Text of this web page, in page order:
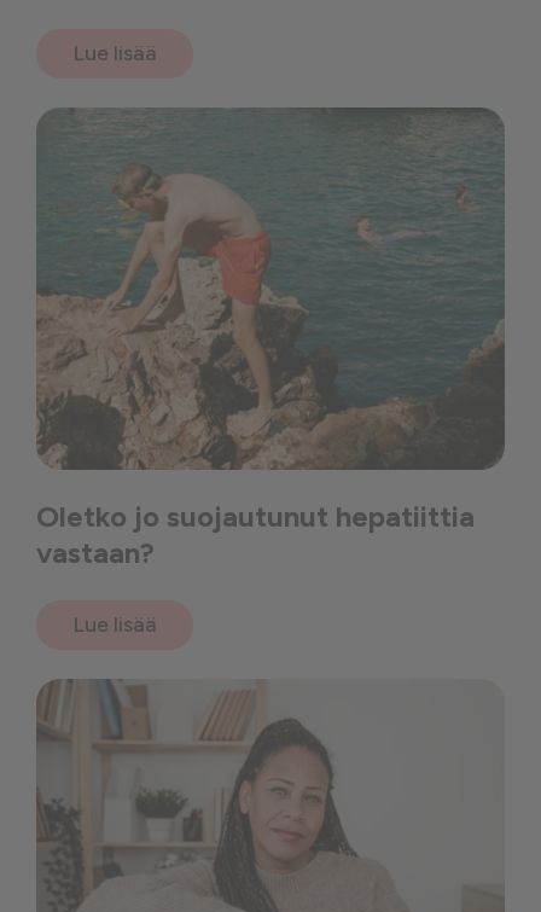
Lue lisää
Oletko jo suojautunut hepatiittia
vastaan?
Lue lisää